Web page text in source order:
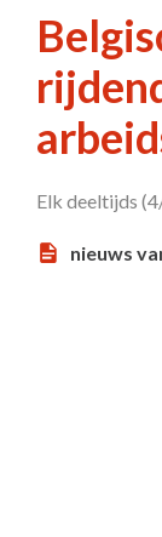
Elk deeltijds
nieuws